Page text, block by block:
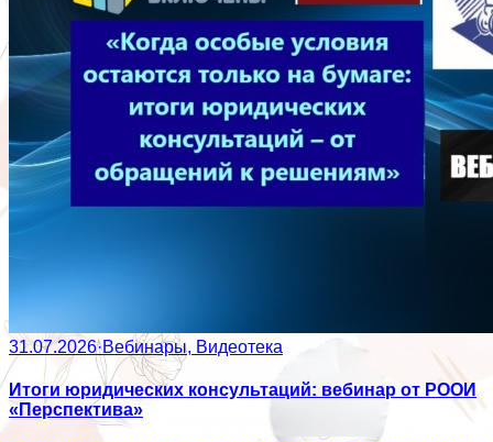
31.07.2026·Вебинары, Видеотека
Итоги юридических консультаций: вебинар от РООИ
«Перспектива»